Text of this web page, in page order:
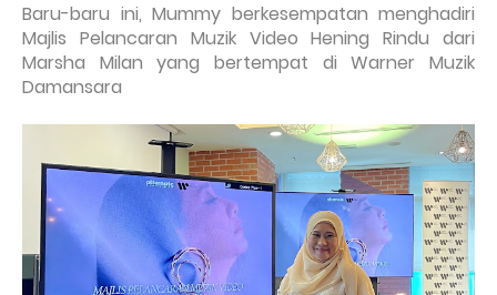
Baru-baru ini, Mummy berkesempatan menghadiri
Majlis Pelancaran Muzik Video Hening Rindu dari
Marsha Milan yang bertempat di Warner Muzik
Damansara